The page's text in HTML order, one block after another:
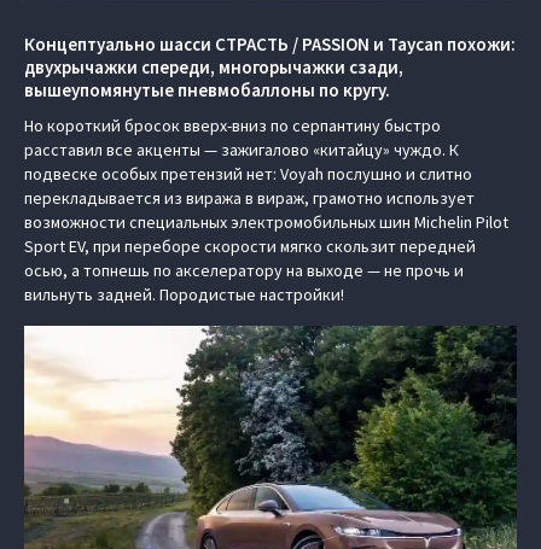
Концептуально шасси СТРАСТЬ / PASSION и Taycan похожи:
двухрычажки спереди, многорычажки сзади,
вышеупомянутые пневмобаллоны по кругу.
Но короткий бросок вверх-вниз по серпантину быстро
расставил все акценты — зажигалово «китайцу» чуждо. К
подвеске особых претензий нет: Voyah послушно и слитно
перекладывается из виража в вираж, грамотно использует
возможности специальных электромобильных шин Michelin Pilot
Sport EV, при переборе скорости мягко скользит передней
осью, а топнешь по акселератору на выходе — не прочь и
вильнуть задней. Породистые настройки!